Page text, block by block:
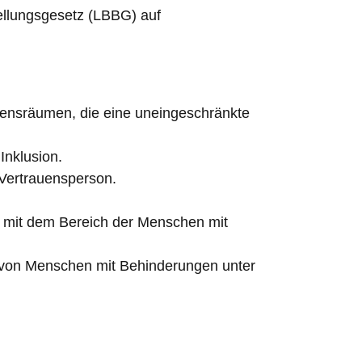
(LBBG) auf
die eine uneingeschränkte
dem Bereich der Menschen mit
Menschen mit Behinderungen unter